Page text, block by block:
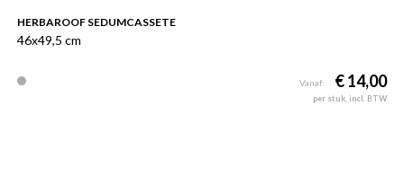
HERBAROOF SEDUMCASSETE
46x49,5 cm
Vanaf: € 14,00
per stuk, incl. BTW